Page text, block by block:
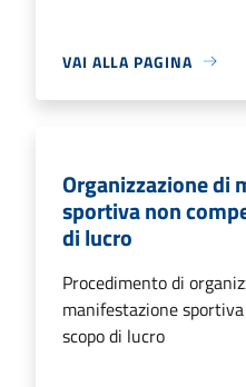
VAI ALLA PAGINA
Organizzazione di
sportiva non
di lucro
Procedimento di
manifestazione
scopo di lucro